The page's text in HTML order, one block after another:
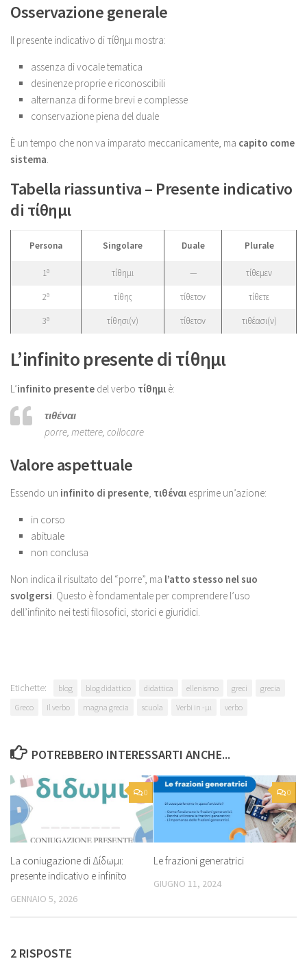
Osservazione generale
Il presente indicativo di τίθημι mostra:
assenza di vocale tematica
desinenze proprie e riconoscibili
alternanza di forme brevi e complesse
conservazione piena del duale
È un tempo che non va imparato meccanicamente, ma capito come
sistema
Tabella riassuntiva – Presente indicativo
di τίθημι
Persona Singolare Duale Plurale
1ª τίθημι — τίθεμεν
2ª τίθης τίθετον τίθετε
3ª τίθησι(ν) τίθετον τιθέασι(ν)
L’infinito presente di τίθημι
L’infinito presente del verbo τίθημι è:
τιθέναι
porre, mettere, collocare
Valore aspettuale
Essendo un infinito di presente, τιθέναι esprime un’azione:
in corso
abituale
non conclusa
Non indica il risultato del “porre”, ma l’atto stesso nel suo
svolgersi. Questo è fondamentale per comprendere l’uso
dell’infinito nei testi filosofici, storici e giuridici.
Etichette: blog blog didattico didattica ellenismo greci
grecia
Greco
Il verbo magna grecia scuola Verbi in -μι verbo
POTREBBERO INTERESSARTI ANCHE...
0
La coniugazione di Δίδωμι:
presente indicativo e infinito
GENNAIO 5, 2026
0
Le frazioni generatrici
GIUGNO 11, 2024
2 RISPOSTE